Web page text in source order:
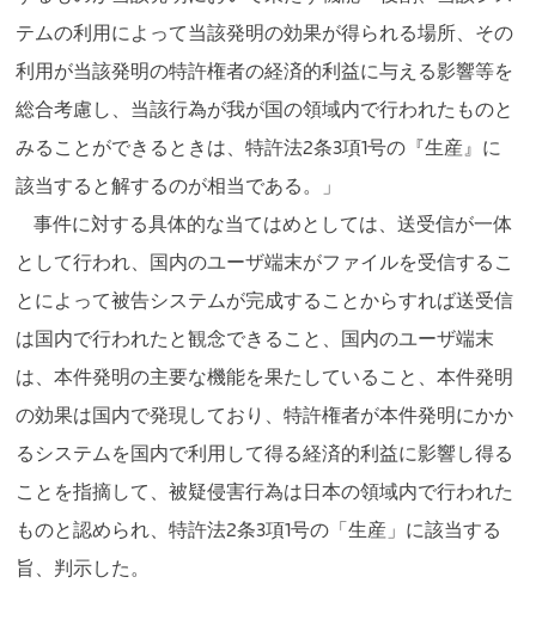
テムの利用によって当該発明の効果が得られる場所、その
利用が当該発明の特許権者の経済的利益に与える影響等を
総合考慮し、当該行為が我が国の領域内で行われたものと
みることができるときは、特許法2条3項1号の『生産』に
該当すると解するのが相当である。」
事件に対する具体的な当てはめとしては、送受信が一体
として行われ、国内のユーザ端末がファイルを受信するこ
とによって被告システムが完成することからすれば送受信
は国内で行われたと観念できること、国内のユーザ端末
は、本件発明の主要な機能を果たしていること、本件発明
の効果は国内で発現しており、特許権者が本件発明にかか
るシステムを国内で利用して得る経済的利益に影響し得る
ことを指摘して、被疑侵害行為は日本の領域内で行われた
ものと認められ、特許法2条3項1号の「生産」に該当する
旨、判示した。